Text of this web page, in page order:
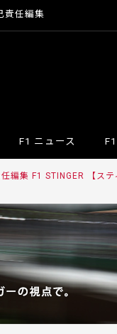
責任編集
F1 ニュース
編集 F1 STINGER 【ステ